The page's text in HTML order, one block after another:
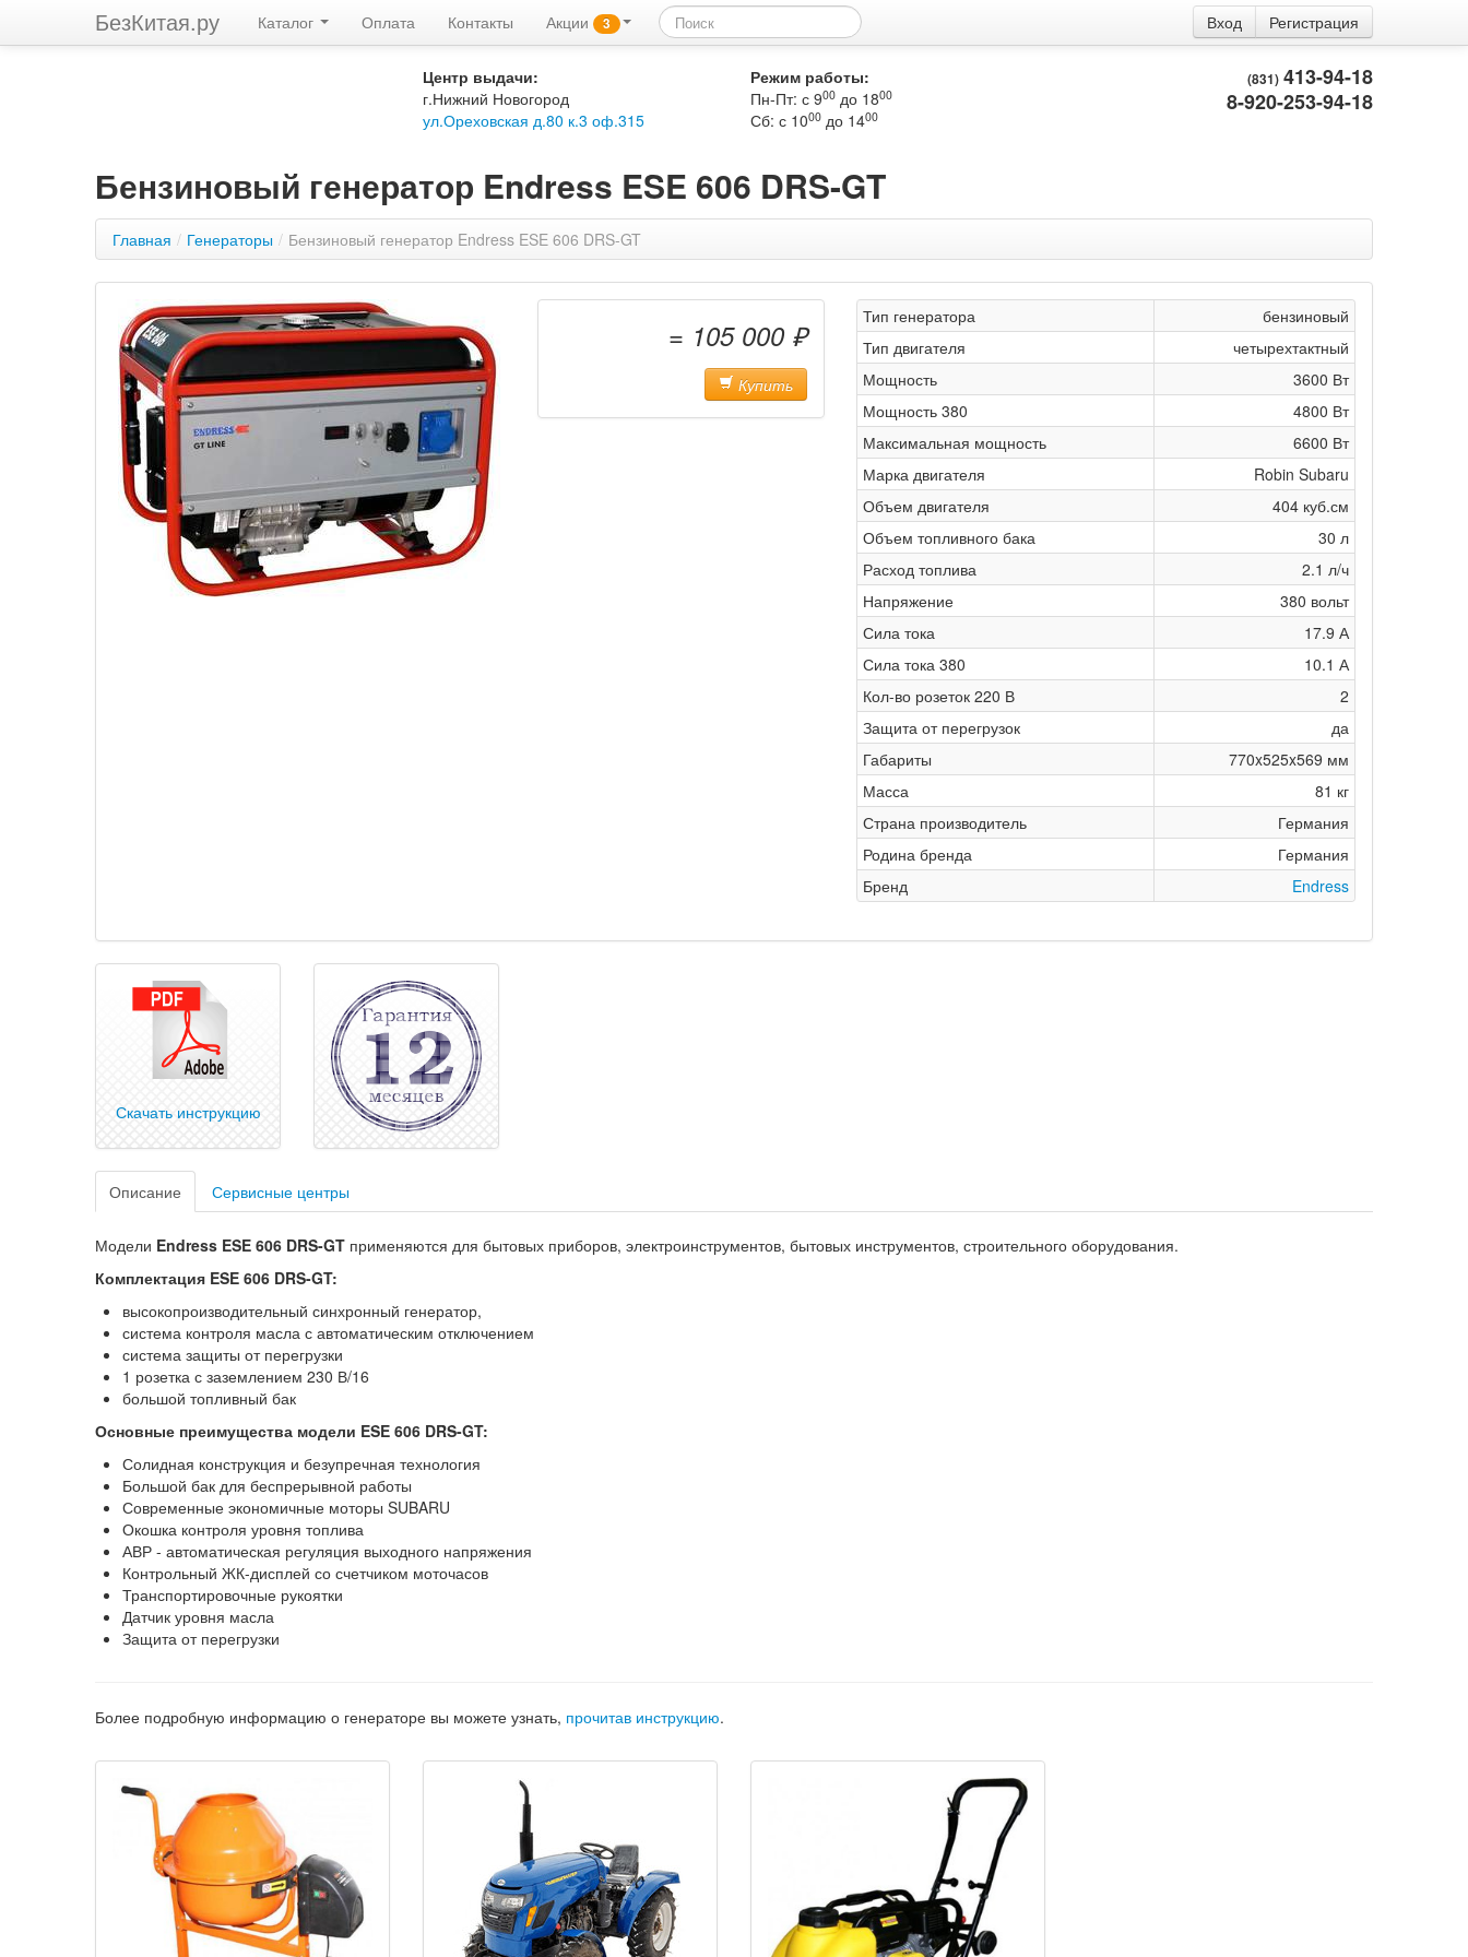
БезКитая.ру Каталог Оплата Контакты Акции 3 Вход Регистрация
Центр выдачи:
г.Нижний Новогород
ул.Ореховская д.80 к.3 оф.315
Режим работы:
Пн-Пт: с 900 до 1800
Сб: с 1000 до 1400
(831) 413-94-18
8-920-253-94-18
Бензиновый генератор Endress ESE 606 DRS-GT
Главная / Генераторы / Бензиновый генератор Endress ESE 606 DRS-GT
= 105 000 ₽
Купить
Тип генератора
бензиновый
Тип двигателя
четырехтактный
Мощность
3600 Вт
Мощность 380
4800 Вт
Максимальная мощность
6600 Вт
Марка двигателя
Robin Subaru
Объем двигателя
404 куб.см
Объем топливного бака
30 л
Расход топлива
2.1 л/ч
Напряжение
380 вольт
Сила тока
17.9 А
Сила тока 380
10.1 А
Кол-во розеток 220 В
2
Защита от перегрузок
да
Габариты
770x525x569 мм
Масса
81 кг
Страна производитель
Германия
Родина бренда
Германия
Бренд
Endress
Скачать инструкцию
Описание Сервисные центры
Модели Endress ESE 606 DRS-GT применяются для бытовых приборов, электроинструментов, бытовых инструментов, строительного оборудования.
Комплектация ESE 606 DRS-GT:
высокопроизводительный синхронный генератор,
система контроля масла с автоматическим отключением
система защиты от перегрузки
1 розетка с заземлением 230 В/16
большой топливный бак
Основные преимущества модели ESE 606 DRS-GT:
Солидная конструкция и безупречная технология
Большой бак для беспрерывной работы
Современные экономичные моторы SUBARU
Окошка контроля уровня топлива
АВР - автоматическая регуляция выходного напряжения
Контрольный ЖК-дисплей со счетчиком моточасов
Транспортировочные рукоятки
Датчик уровня масла
Защита от перегрузки
Более подробную информацию о генераторе вы можете узнать, прочитав инструкцию.